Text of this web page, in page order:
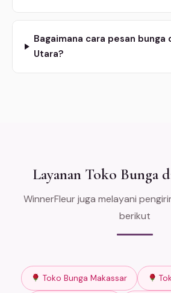
Bagaimana cara pesan bunga
Utara?
Layanan Toko Bunga
WinnerFleur juga melayani
berikut
Toko Bunga Makassar